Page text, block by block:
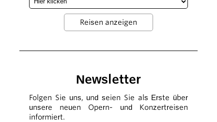
Newsletter
Folgen Sie uns, und seien Sie als Erste über
unsere neuen Opern- und Konzertreisen
informiert.